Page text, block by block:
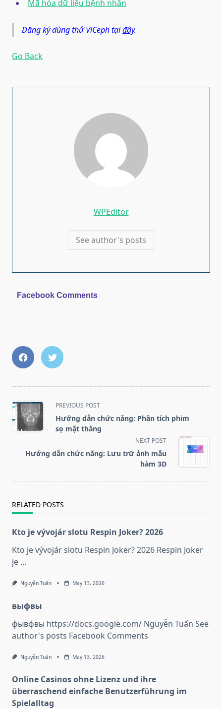
Mã hóa dữ liệu bệnh nhân
Đăng ký dùng thử ViCeph tạiđây.
Go Back
WPEditor
See author's posts
Facebook Comments
<span
class="nav-
subtitle
reader-
PREVIOUS POST
Hướng dẫn chức năng: Phân tích phim
sọ mặt thẳng
NEXT POST
Hướng dẫn chức năng: Lưu trữ ảnh mẫu
hàm 3D
RELATED POSTS
Kto je vývojár slotu Respin Joker? 2026
Kto je vývojár slotu Respin Joker? 2026 Respin Joker
je ...
Nguyễn Tuấn May 13, 2026
выфвы
фывфвы https://docs.google.com/ Nguyễn Tuấn See
author's posts Facebook Comments
Nguyễn Tuấn May 13, 2026
Online Casinos ohne Lizenz und ihre
überraschend einfache Benutzerführung im
Spielalltag